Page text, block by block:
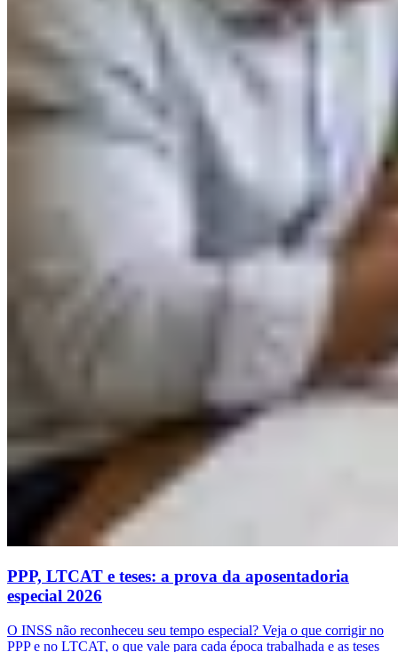
PPP, LTCAT e teses: a prova da aposentadoria
especial 2026
O INSS não reconheceu seu tempo especial? Veja o que corrigir no
PPP e no LTCAT, o que vale para cada época trabalhada e as teses